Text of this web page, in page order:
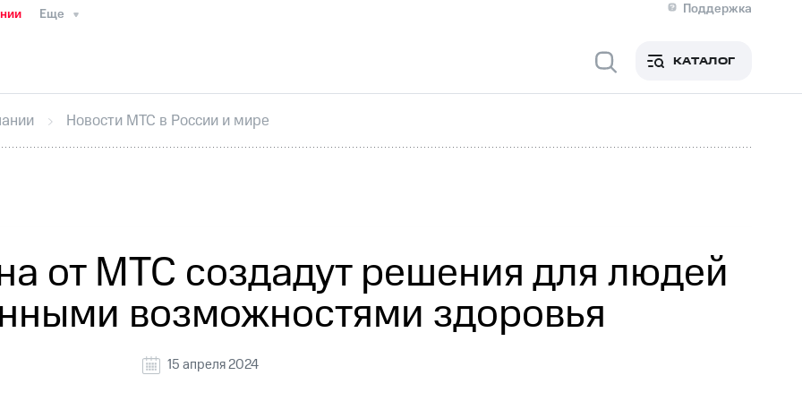
Еще
Поддержка
Медиа-центр
ИнтервьюФинансовая отчетностьКонтактыНовости в регионе
секретарьРаскрытие информации
кабинет акционераАкционерный капиталКонтроль и аудитРынок акций
КАТАЛОГ
Новости МТС в России и мире
от МТС создадут решения для людей
возможностями здоровья
15 апреля 2024